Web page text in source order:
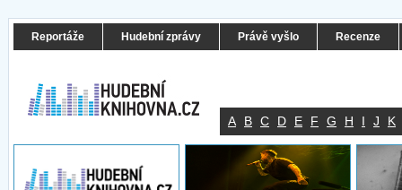
Reportáže Hudební zprávy Právě vyšlo Recenze
A B C D E F G H I J K